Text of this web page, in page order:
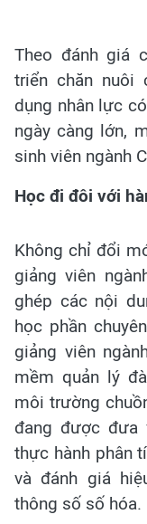
Theo đánh giá
triển chăn nuôi
dụng nhân lực
ngày càng lớn,
sinh viên ngành
Học đi đôi với
Không chỉ đổi
giảng viên
ghép các nội
học phần
giảng viên
mềm quản lý
môi trường
đang được đưa
thực hành phân
và đánh giá
thông số số hóa.